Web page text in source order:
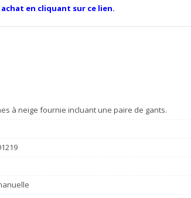
en cliquant sur ce lien.
à neige fournie incluant une paire de gants.